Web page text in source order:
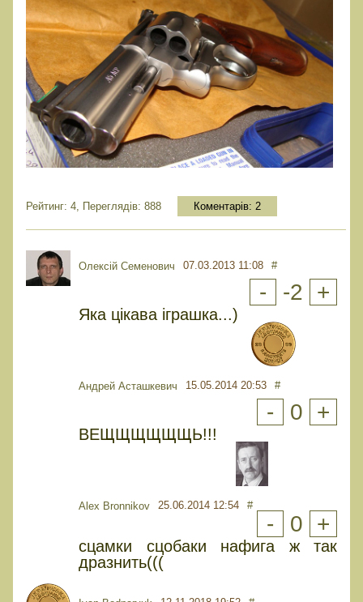
Рейтинг: 4, Переглядів: 888 Коментарів: 2
Олексій Семенович 07.03.2013 11:08 #
- -2 +
Яка цікава іграшка...)
Андрей Асташкевич 15.05.2014 20:53 #
- 0 +
ВЕЩЩЩЩЩЩЬ!!!
Alex Bronnikov 25.06.2014 12:54 #
- 0 +
сцамки сцобаки нафига ж так
дразнить(((